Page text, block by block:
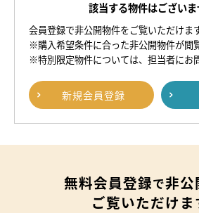
該当する物件はございま
会員登録で非公開物件をご覧いただけま
※購入希望条件に合った非公開物件が閲
※特別限定物件については、担当者にお
新規会員登録
無料会員登録で非公
ご覧いただけま